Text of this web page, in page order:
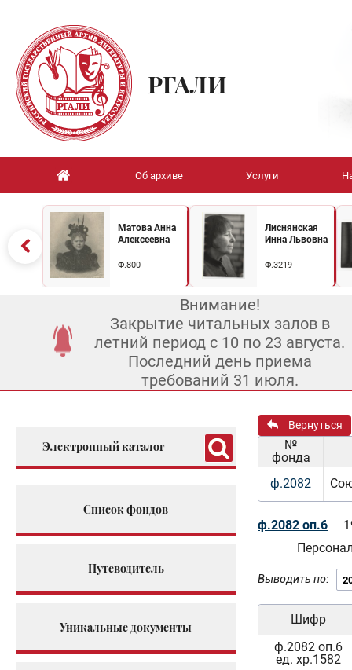
РГАЛИ
Об архиве Услуги
Матова Анна
Алексеевна
Ф.800
Лиснянская
Инна Львовна
Ф.3219
Внимание!
Закрытие читальных залов в
летний период с 10 по 23 августа.
Последний день приема
требований 31 июля.
Электронный каталог
Список фондов
Путеводитель
Уникальные документы
Вернуться
№
фонда
ф.2082
ф.2082 оп.6
Выводить по:
Шифр
ф.2082 оп.6
ед. хр.1582